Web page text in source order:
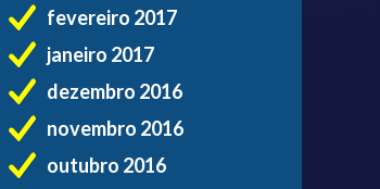
fevereiro 2017
janeiro 2017
dezembro 2016
novembro 2016
outubro 2016